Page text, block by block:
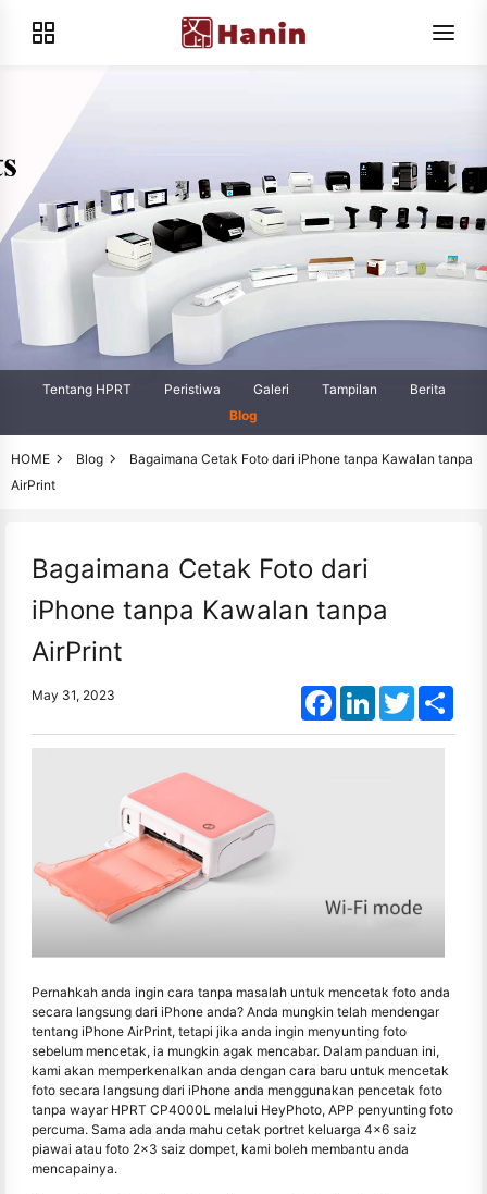
Tentang HPRT Peristiwa Galeri Tampilan
Berita
Blog
HOME Blog
Bagaimana Cetak Foto dari iPhone tanpa Kawalan tanpa
AirPrint
Bagaimana Cetak Foto dari
iPhone tanpa Kawalan tanpa
AirPrint
May 31, 2023 FacebookLinkedInTwitter
Pernahkah anda ingin cara tanpa masalah untuk mencetak foto anda
secara langsung dari iPhone anda? Anda mungkin telah mendengar
tentang iPhone AirPrint, tetapi jika anda ingin menyunting foto
sebelum mencetak, ia mungkin agak mencabar. Dalam panduan ini,
kami akan memperkenalkan anda dengan cara baru untuk mencetak
foto secara langsung dari iPhone anda menggunakan pencetak foto
tanpa wayar HPRT CP4000L melalui HeyPhoto, APP penyunting foto
percuma. Sama ada anda mahu cetak portret keluarga 4x6 saiz
piawai atau foto 2x3 saiz dompet, kami boleh membantu anda
mencapainya.